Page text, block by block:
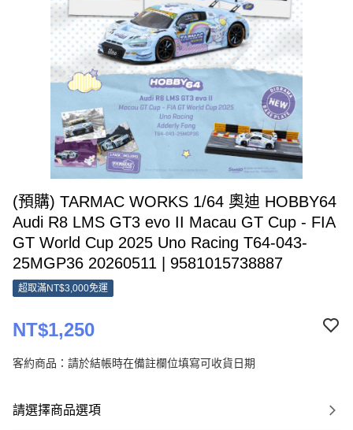
(預購) TARMAC WORKS 1/64 奧迪 HOBBY64
Audi R8 LMS GT3 evo II Macau GT Cup - FIA
GT World Cup 2025 Uno Racing T64-043-
25MGP36 20260511 | 9581015738887
超取滿NT$3,000免運
NT$1,250
客約商品：請於結帳時在備註欄位填寫可收貨日期
請選擇商品選項